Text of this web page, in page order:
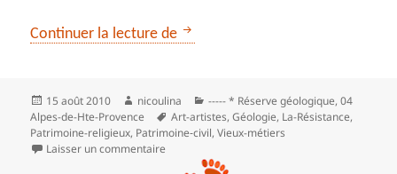
Continuer la lecture de Le circuit du gypse et le rocher
Publié
le
15 août 2010 Auteur
nicoulina Catégories
----- * Réserve géologique,04
Alpes-de-Hte-Provence
Mots-
clés
Art-artistes,Géologie, La-Résistance,
Patrimoine-religieux, Patrimoine‑civil,Vieux-métiers
Laisser un commentaire